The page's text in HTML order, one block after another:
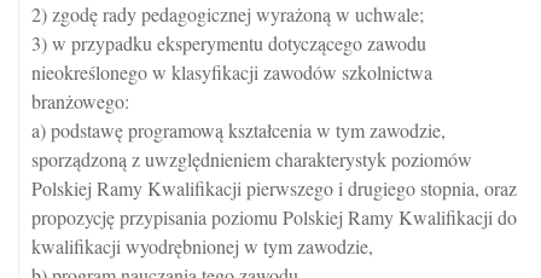
2) zgodę rady pedagogicznej wyrażoną w uchwale;
3) w przypadku eksperymentu dotyczącego zawodu
nieokreślonego w klasyfikacji zawodów szkolnictwa
branżowego:
a) podstawę programową kształcenia w tym zawodzie,
sporządzoną z uwzględnieniem charakterystyk poziomów
Polskiej Ramy Kwalifikacji pierwszego i drugiego stopnia, oraz
propozycję przypisania poziomu Polskiej Ramy Kwalifikacji do
kwalifikacji wyodrębnionej w tym zawodzie,